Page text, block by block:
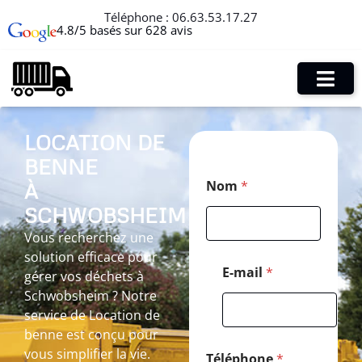
Téléphone : 06.63.53.17.27
4.8/5 basés sur 628 avis
LOCATION DE
BENNE
À
SCHWOBSHEIM
Vous recherchez une
solution efficace pour
gérer vos déchets à
Schwobsheim ? Notre
service de Location de
benne est conçu pour
vous simplifier la vie.
Nom *
E-mail *
é
p
h
o
n
e
M
e
s
s